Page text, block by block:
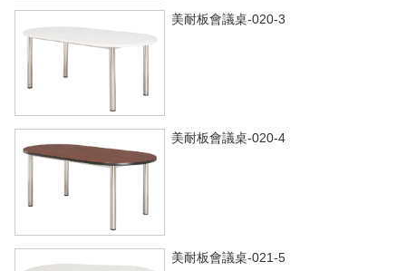
美耐板會議桌-020-3
美耐板會議桌-020-4
美耐板會議桌-021-5